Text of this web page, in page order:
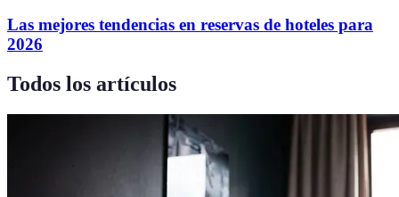
Las mejores tendencias en reservas de hoteles para
2026
Todos los artículos